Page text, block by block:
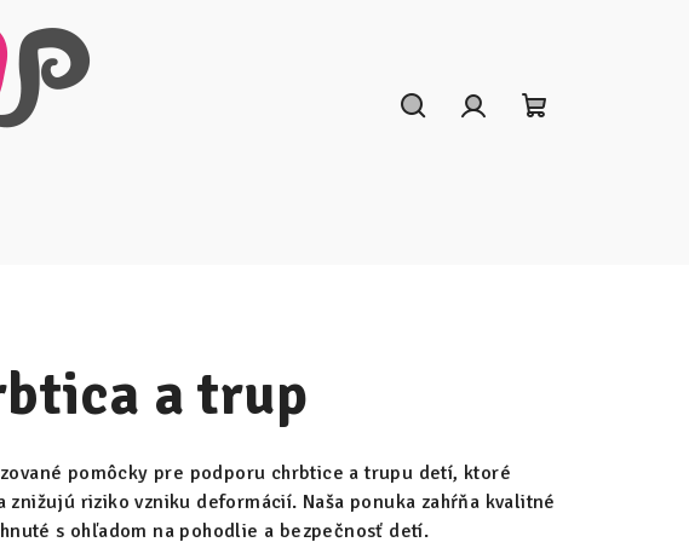
a trup
pomôcky pre podporu chrbtice a trupu detí, ktoré
znižujú riziko vzniku deformácií. Naša ponuka zahŕňa kvalitné
s ohľadom na pohodlie a bezpečnosť detí.